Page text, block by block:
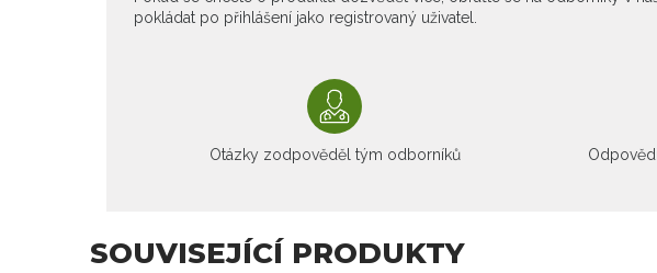
pokládat po přihlášení jako registrovaný uživatel.
Otázky zodpověděl tým odborníků
SOUVISEJÍCÍ PRODUKTY